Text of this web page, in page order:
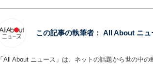
この記事の執筆者： All About ニュ
「All About ニュース」は、ネットの話題から世の中